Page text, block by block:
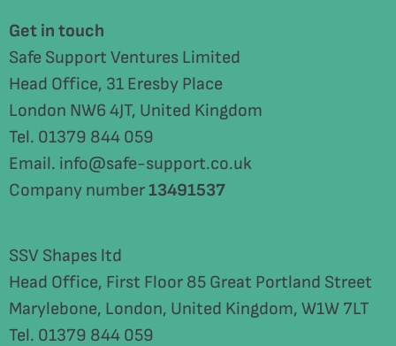
Get in touch
Safe Support Ventures Limited
Head Office, 31 Eresby Place
London NW6 4JT, United Kingdom
Tel. 01379 844 059
Email. info@safe-support.co.uk
Company number13491537
SSV Shapes ltd
Head Office, First Floor 85 Great Portland Street
Marylebone, London, United Kingdom, W1W 7LT
Tel. 01379 844 059